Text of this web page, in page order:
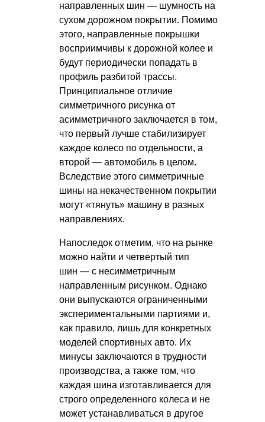
направленных шин — шумность на
сухом дорожном покрытии. Помимо
этого, направленные покрышки
восприимчивы к дорожной колее и
будут периодически попадать в
профиль разбитой трассы.
Принципиальное отличие
симметричного рисунка от
асимметричного заключается в том,
что первый лучше стабилизирует
каждое колесо по отдельности, а
второй — автомобиль в целом.
Вследствие этого симметричные
шины на некачественном покрытии
могут «тянуть» машину в разных
направлениях.
Напоследок отметим, что на рынке
можно найти и четвертый тип
шин — с несимметричным
направленным рисунком. Однако
они выпускаются ограниченными
экспериментальными партиями и,
как правило, лишь для конкретных
моделей спортивных авто. Их
минусы заключаются в трудности
производства, а также том, что
каждая шина изготавливается для
строго определенного колеса и не
может устанавливаться в другое